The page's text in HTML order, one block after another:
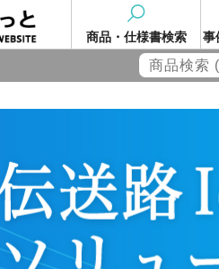
商品・仕様書検索 事